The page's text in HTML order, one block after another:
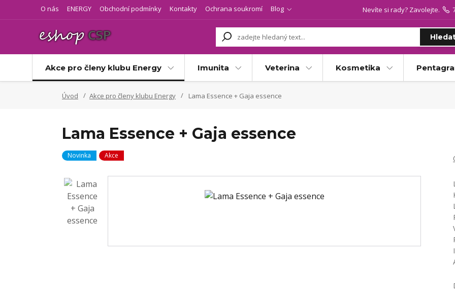
O nás ENERGY Obchodní podmínky Kontakty Ochrana soukromí Blog Nevíte si rady? Zavolejte.
Akce pro členy klubu Energy Imunita Veterina Kosmetika
Úvod Akce pro členy klubu Energy Lama Essence + Gaja essence
Lama Essence + Gaja essence
Novinka Akce